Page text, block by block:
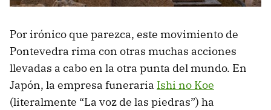
Por irónico que parezca, este movimiento de
Pontevedra rima con otras muchas acciones
llevadas a cabo en la otra punta del mundo. En
Japón, la empresa funeraria Ishi no Koe
(literalmente “La voz de las piedras”) ha